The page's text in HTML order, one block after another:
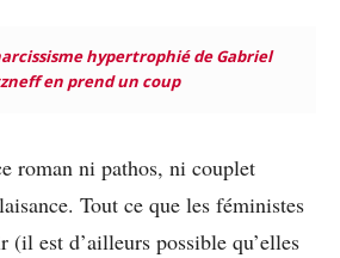
hypertrophié de Gabriel
en prend un coup
roman ni pathos, ni couplet
Tout ce que les féministes
(il est d’ailleurs possible qu’elles